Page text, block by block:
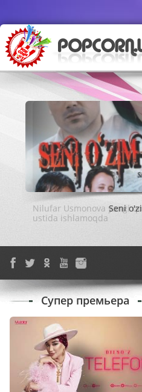
Seni
Супер премьера